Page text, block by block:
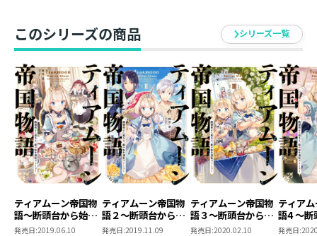
下ろし番外編4本&おまけミーアの日記帳＆描き下ろし四
コマ収録！
このシリーズの商品 シリーズ一覧
ティアムーン帝国物
語～断頭台から始ま
る、姫の転生逆転ス
発売日:2019.06.10
ティアムーン帝国物
語２～断頭台から始
まる、姫の転生逆転
発売日:2019.11.09
ティアムーン帝国物
語３～断頭台から始
まる、姫の転生逆転
発売日:2020.02.10
ティア
語4 ～断
まる、
発売日: